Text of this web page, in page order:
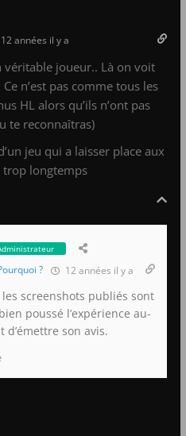
12 années il y a
véritable joueur.. Là on voit
n’est pas comme tous les
HL alors qu’ils n’ont pas
te reconnaîtras)
jeu qui a laisser place aux
trop longtemps
? 12 années il y a
screenshots publiés sont
poussé l’expérience au-
d’émettre son avis.